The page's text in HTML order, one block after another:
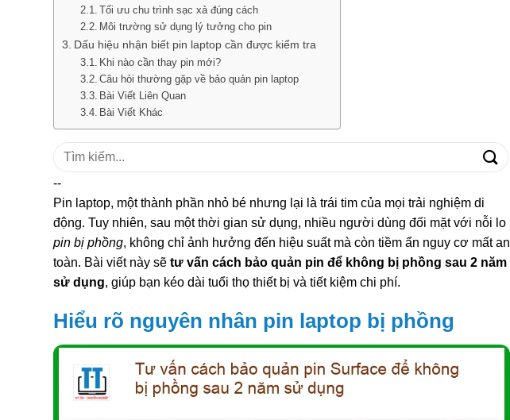
Tối ưu chu trình sạc xả đúng cách
Môi trường sử dụng lý tưởng cho pin
Dấu hiệu nhận biết pin laptop cần được kiểm tra
Khi nào cần thay pin mới?
Câu hỏi thường gặp về bảo quản pin laptop
Bài Viết Liên Quan
Bài Viết Khác
Tìm
--
Pin laptop, một thành phần nhỏ bé nhưng lại là trái tim của mọi trải nghiệm di
động. Tuy nhiên, sau một thời gian sử dụng, nhiều người dùng đối mặt với nỗi lo
pin bị phồng, không chỉ ảnh hưởng đến hiệu suất mà còn tiềm ẩn nguy cơ mất an
toàn. Bài viết này sẽ tư vấn cách bảo quản pin để không bị phồng sau 2 năm
sử dụng, giúp bạn kéo dài tuổi thọ thiết bị và tiết kiệm chi phí.
Hiểu rõ nguyên nhân pin laptop bị phồng